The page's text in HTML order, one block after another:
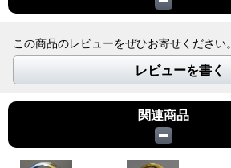
この商品のレビューをぜひお寄せください。
レビューを書く
関連商品